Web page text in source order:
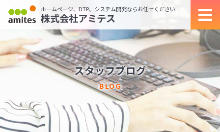
ホームページ、DTP、システム開発ならお任せください
株式会社アミテス
スタッフブログ
BLOG